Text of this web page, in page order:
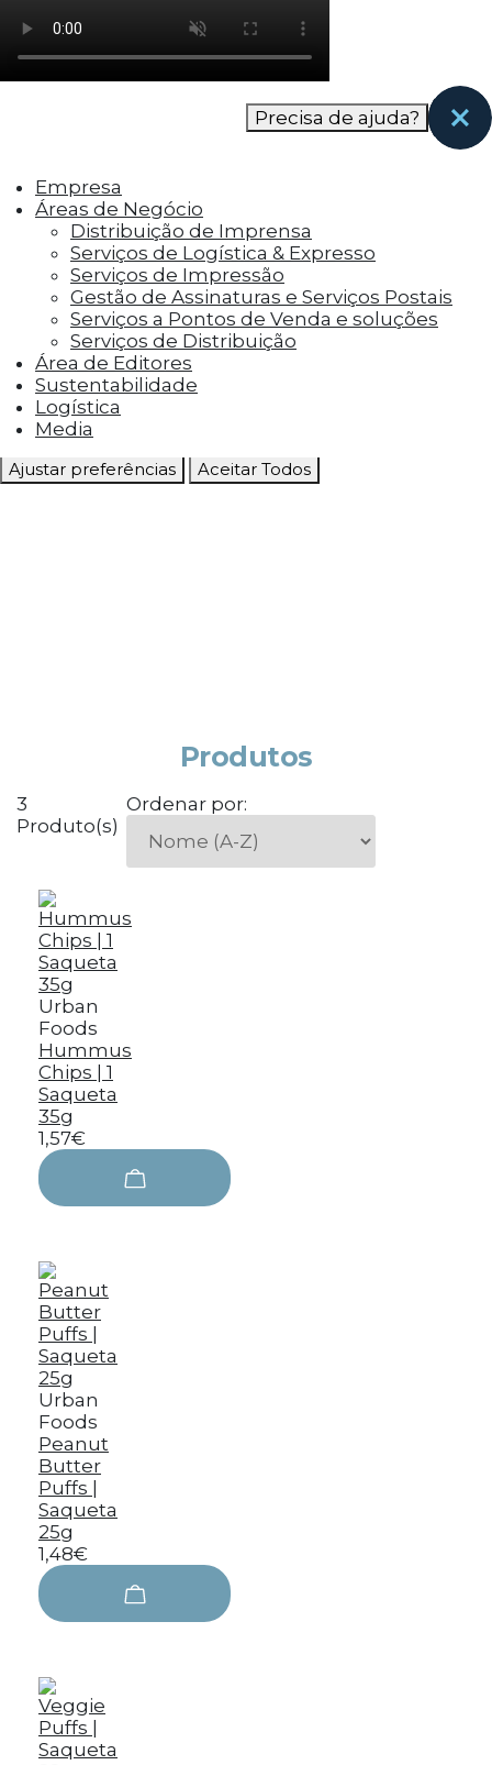
como os visitantes interagem com o site. Esses
cookies ajudam a fornecer informações sobre
as métricas do número de visitantes, taxa de
rejeição, origem do tráfego, etc.
funcionalidades, como compartilhar o
conteúdo do site em plataformas de social
media, coletar feedbacks e outros recursos de
terceiros.
Cookies Marketing
Os cookies de marketing são usados para
entregar aos visitantes anúncios
personalizados com base nas páginas que eles
visitaram antes e analisar a eficácia da
campanha publicitária.
Ajustar preferências Aceitar Todos
Precisa de ajuda?
Empresa
Áreas de Negócio
Distribuição de Imprensa
Serviços de Logística & Expresso
Serviços de Impressão
Gestão de Assinaturas e Serviços Postais
Serviços a Pontos de Venda e soluções
Serviços de Distribuição
Área de Editores
Sustentabilidade
Logística
Media
Produtos
3
Produto(s)
Ordenar por:
Urban
Foods
Hummus
Chips | 1
Saqueta
35g
1,57€
Urban
Foods
Peanut
Butter
Puffs |
Saqueta
25g
1,48€